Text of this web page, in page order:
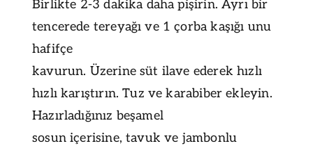
Birlikte 2-3 dakika daha pişirin. Ayrı bir
tencerede tereyağı ve 1 çorba kaşığı unu
hafifçe
kavurun. Üzerine süt ilave ederek hızlı
hızlı karıştırın. Tuz ve karabiber ekleyin.
Hazırladığınız beşamel
sosun içerisine, tavuk ve jambonlu